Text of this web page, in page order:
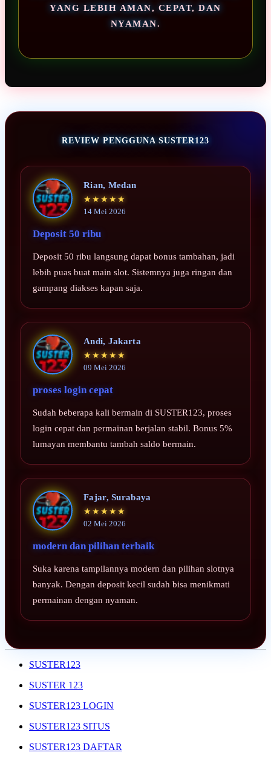
YANG LEBIH AMAN, CEPAT, DAN
NYAMAN.
REVIEW PENGGUNA SUSTER123
Rian, Medan
★★★★★
14 Mei 2026
Deposit 50 ribu
Deposit 50 ribu langsung dapat bonus tambahan, jadi
lebih puas buat main slot. Sistemnya juga ringan dan
gampang diakses kapan saja.
Andi, Jakarta
★★★★★
09 Mei 2026
proses login cepat
Sudah beberapa kali bermain di SUSTER123, proses
login cepat dan permainan berjalan stabil. Bonus 5%
lumayan membantu tambah saldo bermain.
Fajar, Surabaya
★★★★★
02 Mei 2026
modern dan pilihan terbaik
Suka karena tampilannya modern dan pilihan slotnya
banyak. Dengan deposit kecil sudah bisa menikmati
permainan dengan nyaman.
SUSTER123
SUSTER 123
SUSTER123 LOGIN
SUSTER123 SITUS
SUSTER123 DAFTAR